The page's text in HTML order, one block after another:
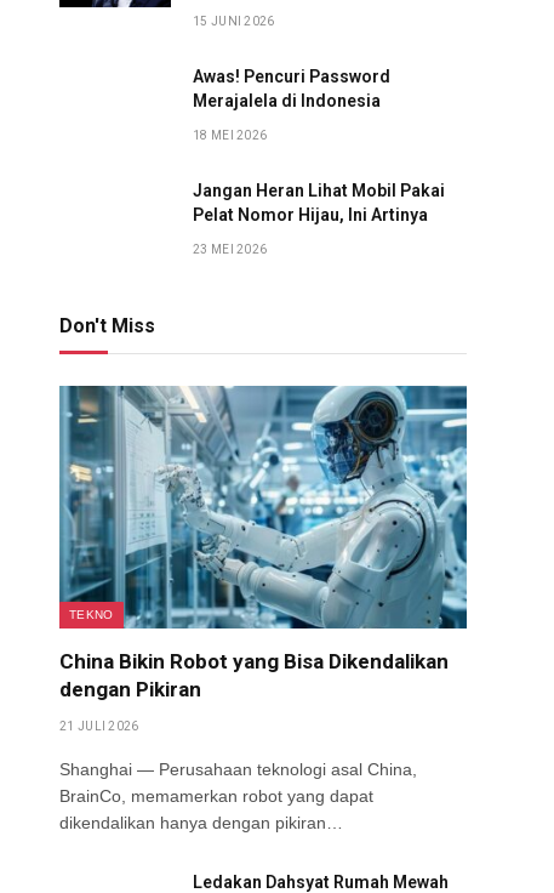
15 JUNI 2026
Awas! Pencuri Password
Merajalela di Indonesia
18 MEI 2026
Jangan Heran Lihat Mobil Pakai
Pelat Nomor Hijau, Ini Artinya
23 MEI 2026
Don't Miss
TEKNO
China Bikin Robot yang Bisa Dikendalikan
dengan Pikiran
21 JULI 2026
Shanghai — Perusahaan teknologi asal China,
BrainCo, memamerkan robot yang dapat
dikendalikan hanya dengan pikiran…
Ledakan Dahsyat Rumah Mewah